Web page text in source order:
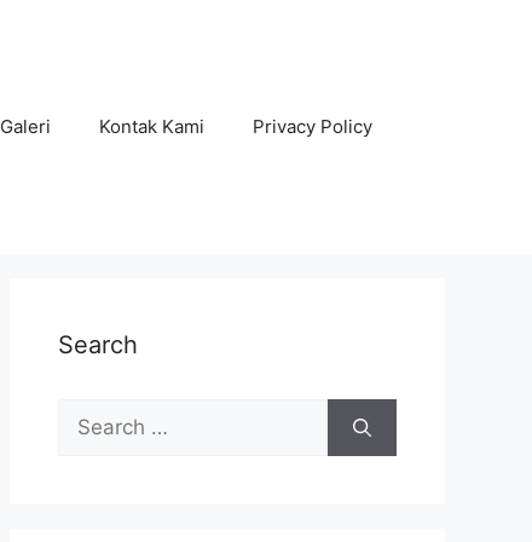
Galeri Kontak Kami Privacy Policy
Search
Search
for: